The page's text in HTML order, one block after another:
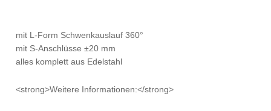
mit L-Form Schwenkauslauf 360°
mit S-Anschlüsse ±20 mm
alles komplett aus Edelstahl
<strong>Weitere Informationen:</strong>